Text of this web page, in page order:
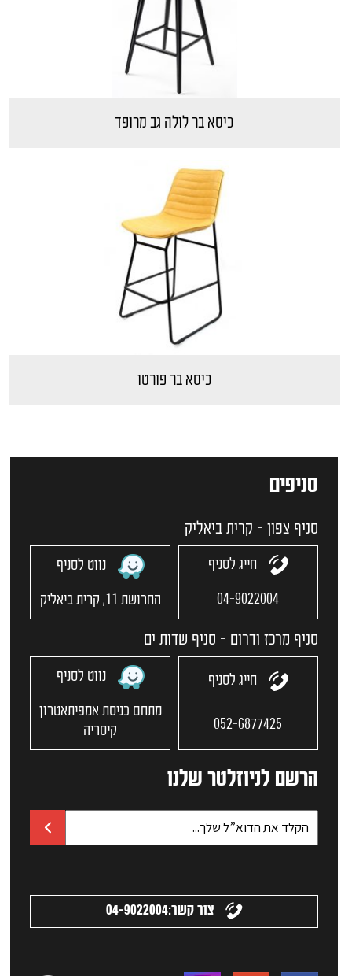
כיסא בר לולה גב מרופד
כיסא בר פורטו
סניפים
סניף צפון - קרית ביאליק
חייג לסניף
04-9022004
נווט לסניף
החרושת 11, קרית ביאליק
סניף מרכז ודרום - סניף שדות ים
חייג לסניף
052-6877425
נווט לסניף
מתחם כניסת אמפיתאטרון
קיסריה
הרשם לניוזלטר שלנו
צור קשר:04-9022004